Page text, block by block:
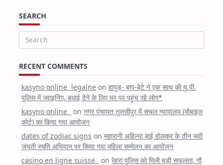
SEARCH
Search
RECENT COMMENTS
kasyno online legalne onहापुड़- बाप-बेटे ने एक साथ की यू.पी.
पुलिस में ज्वाइनिंग, बधाई देने के लिए घर पर पहुंच रहे लोग*
kasyno online
onनगर पंचायत तुलसीपुर में सचल न्यायालय (मोबाइल
कोर्ट) का किया गया आयोजन
dates of zodiac signs onमहारानी अहिल्या बाई होलकर के तीन सवी
जंयती स्मृति अभियान पर किया गया महिला सम्मेलन का आयोजन
casino en ligne suisse
onरेहरा पुलिस को मिली बड़ी सफलता, गौ